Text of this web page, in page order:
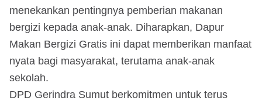
menekankan pentingnya pemberian makanan
bergizi kepada anak-anak. Diharapkan, Dapur
Makan Bergizi Gratis ini dapat memberikan manfaat
nyata bagi masyarakat, terutama anak-anak
sekolah.
DPD Gerindra Sumut berkomitmen untuk terus